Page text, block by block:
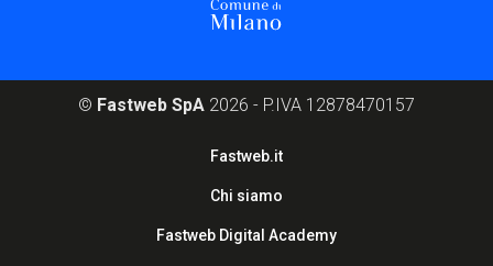
© Fastweb SpA 2026 - P.IVA 12878470157
Fastweb.it
Chi siamo
Fastweb Digital Academy